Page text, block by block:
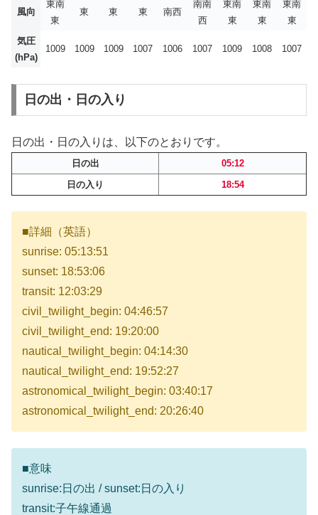
風向
東南
東
東 東 東 南西
南南
西
東南
東
東南
東
東南
東
気圧
(hPa)
1009 1009 1009 1007 1006 1007 1009 1008 1007
日の出・日の入り
日の出・日の入りは、以下のとおりです。
日の出
05:12
日の入り
18:54
■詳細（英語）
sunrise: 05:13:51
sunset: 18:53:06
transit: 12:03:29
civil_twilight_begin: 04:46:57
civil_twilight_end: 19:20:00
nautical_twilight_begin: 04:14:30
nautical_twilight_end: 19:52:27
astronomical_twilight_begin: 03:40:17
astronomical_twilight_end: 20:26:40
■意味
sunrise:日の出 / sunset:日の入り
transit:子午線通過